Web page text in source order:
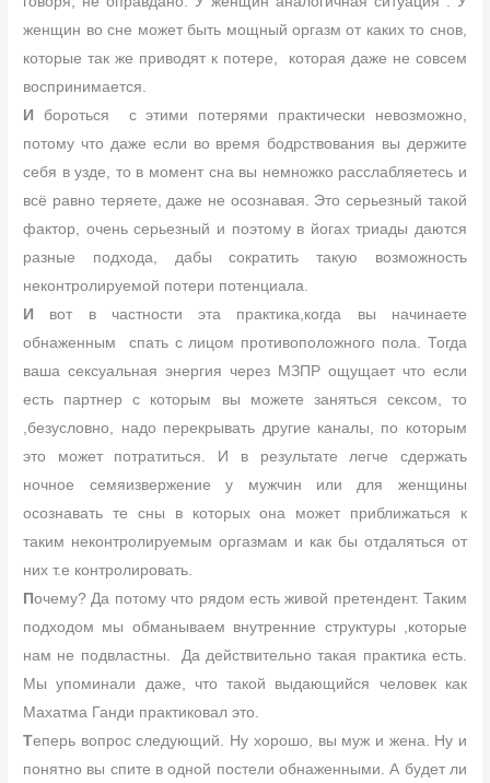
женщин во сне может быть мощный оргазм от каких то снов,
которые так же приводят к потере, которая даже не совсем
воспринимается.
И бороться с этими потерями практически невозможно,
потому что даже если во время бодрствования вы держите
себя в узде, то в момент сна вы немножко расслабляетесь и
всё равно теряете, даже не осознавая. Это серьезный такой
фактор, очень серьезный и поэтому в йогах триады даются
разные подхода, дабы сократить такую возможность
неконтролируемой потери потенциала.
И вот в частности эта практика,когда вы начинаете
обнаженным спать с лицом противоположного пола. Тогда
ваша сексуальная энергия через МЗПР ощущает что если
есть партнер с которым вы можете заняться сексом, то
,безусловно, надо перекрывать другие каналы, по которым
это может потратиться. И в результате легче сдержать
ночное семяизвержение у мужчин или для женщины
осознавать те сны в которых она может приближаться к
таким неконтролируемым оргазмам и как бы отдаляться от
них т.е контролировать.
Почему? Да потому что рядом есть живой претендент. Таким
подходом мы обманываем внутренние структуры ,которые
нам не подвластны. Да действительно такая практика есть.
Мы упоминали даже, что такой выдающийся человек как
Махатма Ганди практиковал это.
Теперь вопрос следующий. Ну хорошо, вы муж и жена. Ну и
понятно вы спите в одной постели обнаженными. А будет ли